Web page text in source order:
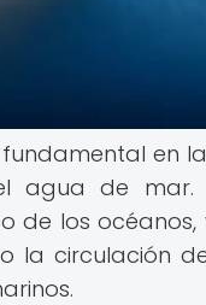
en
agua de mar.
de los
la circulación